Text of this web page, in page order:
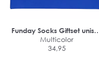
Funday Socks Giftset
sokken (4-pack)
Multicolor
34,95